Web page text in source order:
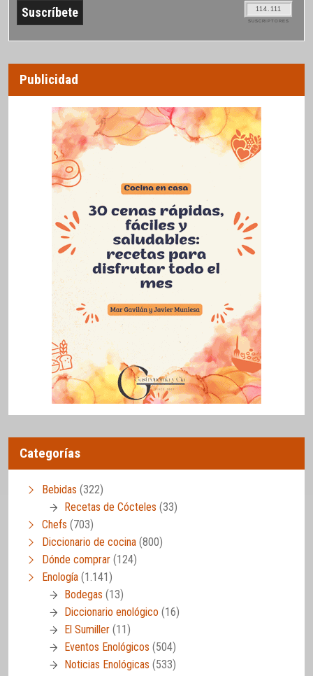
114.111
SUSCRIPTORES
Publicidad
Categorías
Bebidas (322)
Recetas de Cócteles (33)
Chefs (703)
Diccionario de cocina (800)
Dónde comprar (124)
Enología (1.141)
Bodegas (13)
Diccionario enológico (16)
El Sumiller (11)
Eventos Enológicos (504)
Noticias Enológicas (533)